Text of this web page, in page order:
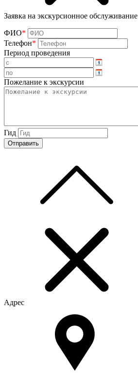
Заявка на экскурсионное обслуживание
ФИО*
Телефон*
Период проведения
Пожелание к экскурсии
Гид
Адрес